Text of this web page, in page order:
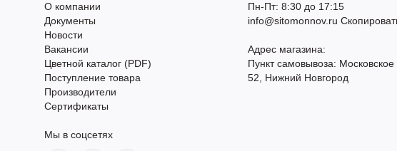
О компании
Документы
Новости
Вакансии
Цветной каталог (PDF)
Поступление товара
Производители
Сертификаты
Мы в соцсетях
Пн-Пт: 8:30 до 17:15
info@sitomonnov.ru
Адрес магазина:
Пункт самовывоза:
52, Нижний Новгород